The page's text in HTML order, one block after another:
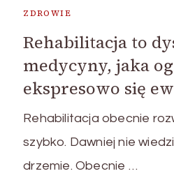
ZDROWIE
Rehabilitacja to
medycyny, jaka
ekspresowo się
Rehabilitacja obecnie
szybko. Dawniej nie
drzemie. Obecnie …